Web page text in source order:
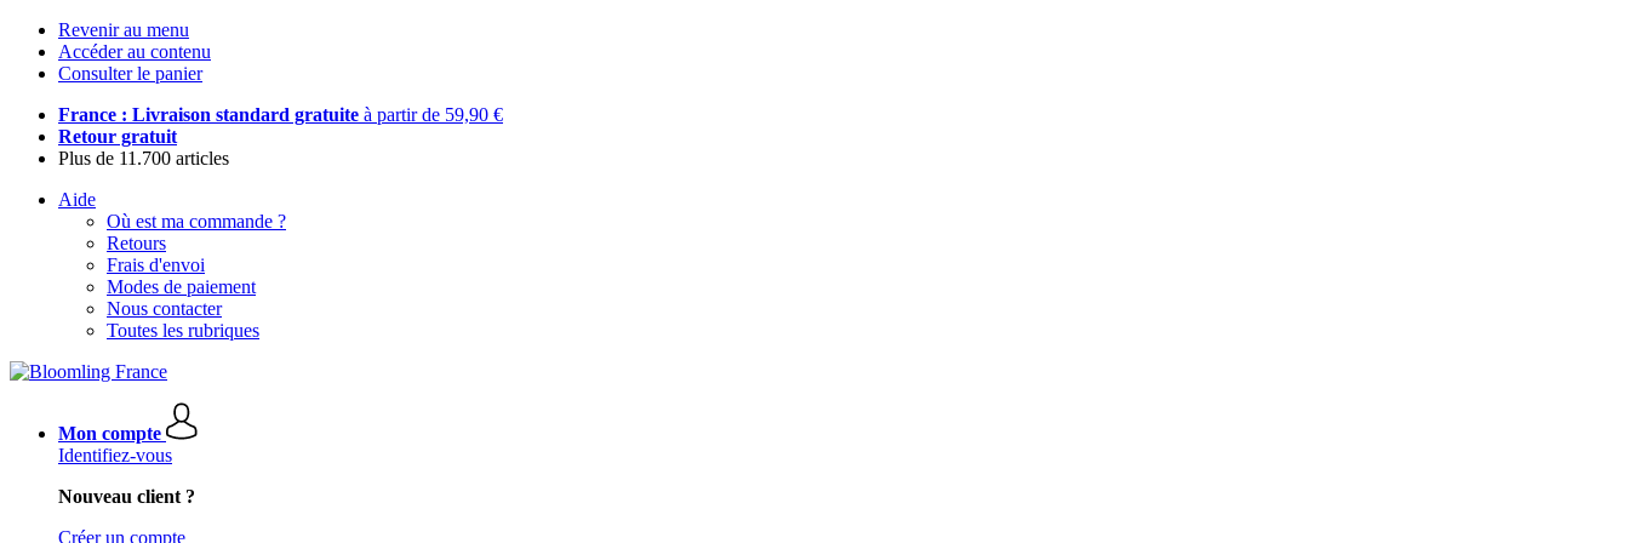
Revenir au menu
Accéder au contenu
Consulter le panier
France : Livraison standard gratuite à partir de 59,90 €
Retour gratuit
Plus de 11.700 articles
Aide
Où est ma commande ?
Retours
Frais d'envoi
Modes de paiement
Nous contacter
Toutes les rubriques
Mon compte
Identifiez-vous
Nouveau client ?
Créer un compte